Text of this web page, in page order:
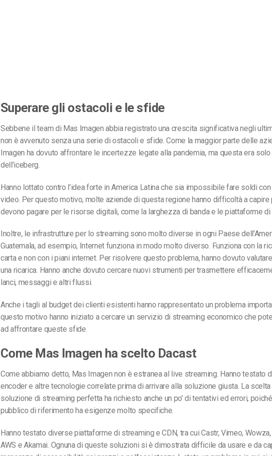
Superare gli ostacoli e le sfide
Sebbene il team di Mas Imagen abbia registrato una crescita significativa negli
non è avvenuto senza una serie di ostacoli e sfide. Come la maggior parte delle
Imagen ha dovuto affrontare le incertezze legate alla pandemia, ma questa era solo
dell’iceberg.
Hanno lottato contro l’idea forte in America Latina che sia impossibile fare soldi
video. Per questo motivo, molte aziende di questa regione hanno difficoltà a capire
devono pagare per le risorse digitali, come la larghezza di banda e le piattaforme di
Inoltre, le infrastrutture per lo streaming sono molto diverse in ogni Paese
Guatemala, ad esempio, Internet funziona in modo molto diverso. Funziona con la
carta e non con i piani internet. Per risolvere questo problema, hanno dovuto
una ricarica. Hanno anche dovuto cercare nuovi strumenti per trasmettere
lanci, messaggi e altri flussi.
Anche i tagli al budget dei clienti esistenti hanno rappresentato un problema
questo motivo hanno iniziato a cercare un servizio di streaming economico che
ad affrontare queste sfide.
Come Mas Imagen ha scelto Dacast
Come abbiamo detto, Mas Imagen non è estranea al live streaming. Hanno testato
encoder e altre tecnologie correlate prima di arrivare alla soluzione giusta. La
soluzione di streaming perfetta ha richiesto anche un po’ di tentativi ed errori,
pubblico di riferimento ha esigenze molto specifiche.
Hanno testato diverse piattaforme di streaming e CDN, tra cui Castr, Vimeo,
AWS e Akamai. Ognuna di queste soluzioni si è dimostrata difficile da usare e da